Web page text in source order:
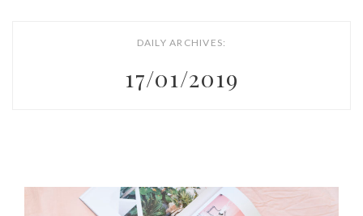
DAILY ARCHIVES:
17/01/2019